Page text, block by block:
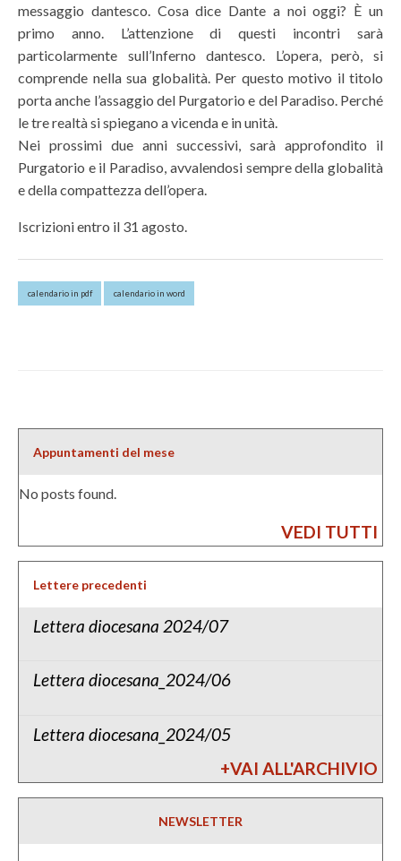
messaggio dantesco. Cosa dice Dante a noi oggi? È un
primo anno. L’attenzione di questi incontri sarà
particolarmente sull’Inferno dantesco. L’opera, però, si
comprende nella sua globalità. Per questo motivo il titolo
porta anche l’assaggio del Purgatorio e del Paradiso. Perché
le tre realtà si spiegano a vicenda e in unità.
Nei prossimi due anni successivi, sarà approfondito il
Purgatorio e il Paradiso, avvalendosi sempre della globalità
e della compattezza dell’opera.
Iscrizioni entro il 31 agosto.
calendario in pdf calendario in word
Appuntamenti del mese
No posts found.
VEDI TUTTI
Lettere precedenti
Lettera diocesana 2024/07
Lettera diocesana_2024/06
Lettera diocesana_2024/05
+VAI ALL'ARCHIVIO
NEWSLETTER